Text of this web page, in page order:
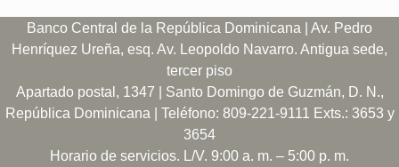
Banco Central de la República Dominicana | Av. Pedro
Henríquez Ureña, esq. Av. Leopoldo Navarro. Antigua sede,
tercer piso
Apartado postal, 1347 | Santo Domingo de Guzmán, D. N.,
República Dominicana | Teléfono: 809-221-9111 Exts.: 3653 y
3654
Horario de servicios. L/V. 9:00 a. m. – 5:00 p. m.